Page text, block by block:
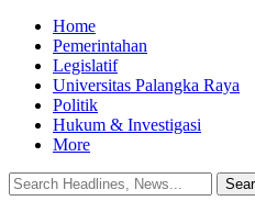
Home
Pemerintahan
Legislatif
Universitas Palangka Raya
Politik
Hukum & Investigasi
More